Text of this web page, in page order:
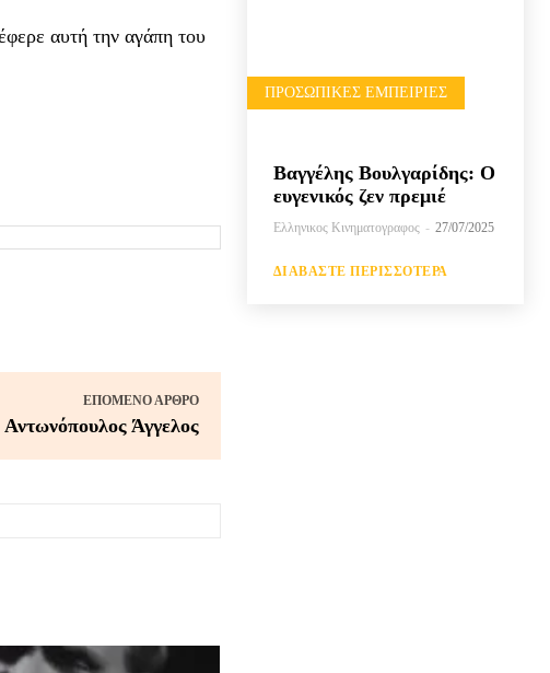
αυτή την αγάπη του
ΕΠΌΜΕΝΟ ΆΡΘΡΟ
Αντωνόπουλος Άγγελος
ΠΡΟΣΩΠΙΚΈΣ ΕΜΠΕΙΡΊΕΣ
Βαγγέλης Βουλγαρίδης: Ο
ευγενικός ζεν πρεμιέ
Ελληνικος Κινηματογραφος - 27/07/2025
ΔΙΑΒΆΣΤΕ ΠΕΡΙΣΣΌΤΕΡΑ